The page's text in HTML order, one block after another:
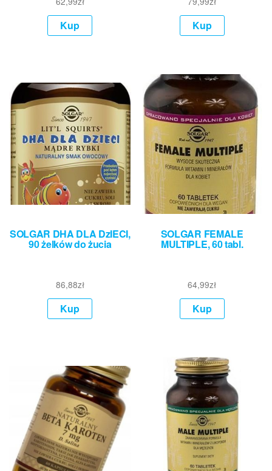
Kup Kup
SOLGAR DHA DLA DzIECI,
90 żelków do żucia
86,88zł
Kup
SOLGAR FEMALE
MULTIPLE, 60 tabl.
64,99zł
Kup